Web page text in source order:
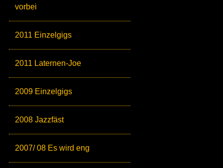
vorbei
2011 Einzelgigs
2011 Laternen-Joe
2009 Einzelgigs
2008 Jazzfäst
2007/ 08 Es wird eng